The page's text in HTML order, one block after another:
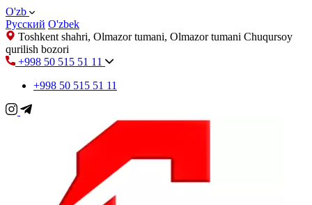
O'zb
Русский O'zbek
Toshkent shahri, Olmazor tumani, Olmazor tumani Chuqursoy
qurilish bozori
+998 50 515 51 11
+998 50 515 51 11